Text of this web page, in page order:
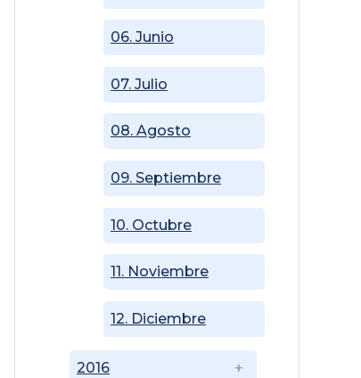
2016
06. Junio
07. Julio
08. Agosto
09. Septiembre
10. Octubre
11. Noviembre
12. Diciembre